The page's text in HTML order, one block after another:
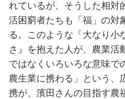
れているが、そうした相対
活困窮者たちも「福」の対
る。このような「大なり小
さ』を抱えた人が、農業活
ではなくいろいろな意味で
農生業に携わる」という、
携が、濱田さんの目指す農